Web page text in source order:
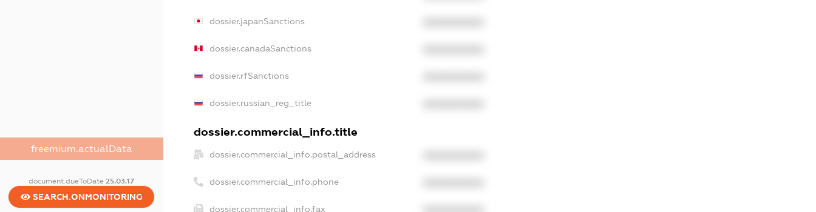
freemium.actualData
document.dueToDate25.03.17
SEARCH.ONMONITORING
dossier.japanSanctions
dossier.canadaSanctions
dossier.rfSanctions
dossier.russian_reg_title
dossier.commercial_info.title
dossier.commercial_info.postal_address
dossier.commercial_info.phone
dossier.commercial_info.fax